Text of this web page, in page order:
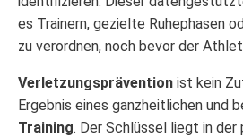
es Trainern, gezielte Ruhephasen
zu verordnen, noch bevor der
Verletzungsprävention ist kein
Ergebnis eines ganzheitlichen und
Training. Der Schlüssel liegt in